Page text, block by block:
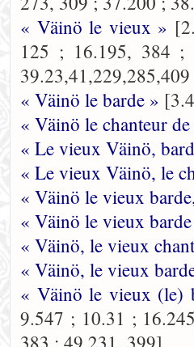
« Väinö le vieux »
125 ; 16.195, 384
« Väinö le barde »
« Väinö le chanteur
« Le vieux Väinö,
« Le vieux Väinö, le
« Väinö le vieux
« Väinö le vieux
« Väinö, le vieux
« Väinö, le vieux
« Väinö le vieux (le)
9.547 ; 10.31 ;
383 ; 49.231, 399]